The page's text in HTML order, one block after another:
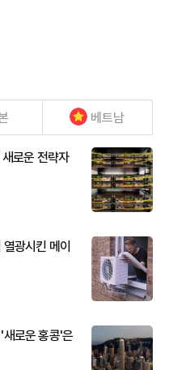
베트남
로운 전략자
광시킨 메이
로운 홍콩'은